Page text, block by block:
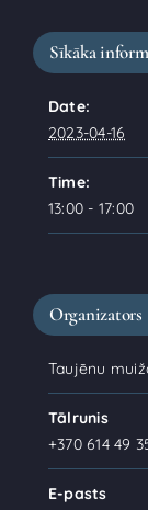
Sīkāka
Date:
2023-04-16
Time:
13:00 - 17:00
Organizators
Taujēnu
Tālrunis
+370 614 49
E-pasts